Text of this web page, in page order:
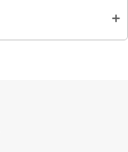
add